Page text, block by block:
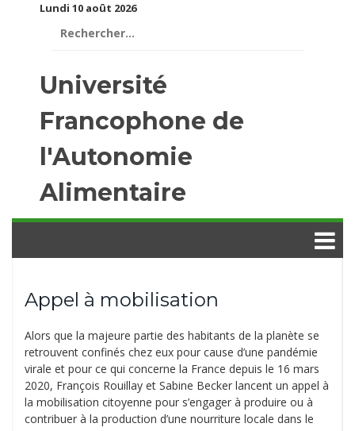
Lundi 10 août 2026
Université
Francophone de
l'Autonomie
Alimentaire
Appel à mobilisation
Alors que la majeure partie des habitants de la planète se
retrouvent confinés chez eux pour cause d’une pandémie
virale et pour ce qui concerne la France depuis le 16 mars
2020, François Rouillay et Sabine Becker lancent un appel à
la mobilisation citoyenne pour s’engager à produire ou à
contribuer à la production d’une nourriture locale dans le